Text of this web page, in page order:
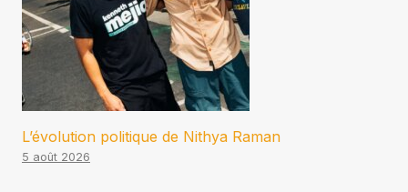
L’évolution politique de Nithya Raman
5 août 2026